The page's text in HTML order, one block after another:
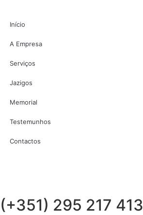
Início
A Empresa
Serviços
Jazigos
Memorial
Testemunhos
Contactos
(+351) 295 217 413